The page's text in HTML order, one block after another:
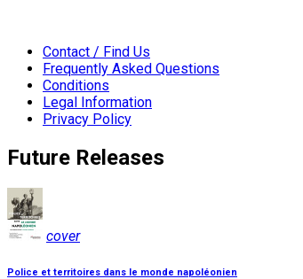
Contact / Find Us
Frequently Asked Questions
Conditions
Legal Information
Privacy Policy
Future Releases
cover
Police et territoires dans le monde napoléonien